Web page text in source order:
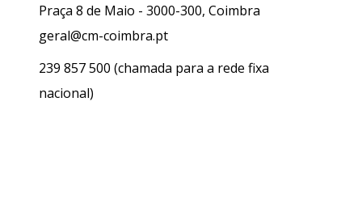
Praça 8 de Maio - 3000-300, Coimbra
geral@cm-coimbra.pt
239 857 500 (chamada para a rede fixa
nacional)